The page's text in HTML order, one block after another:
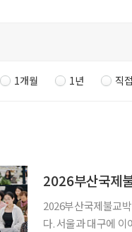
1개월 1년 직
2026부산국제
2026부산국제불교
다. 서울과 대구에